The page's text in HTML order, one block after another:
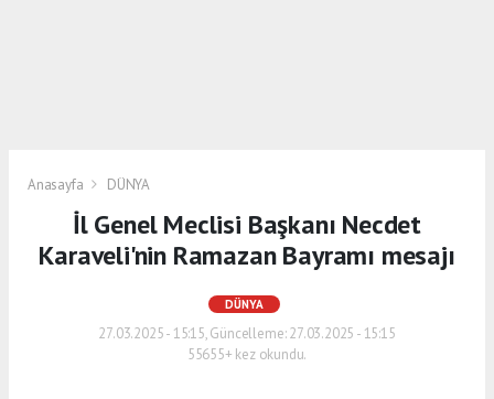
Anasayfa DÜNYA
İl Genel Meclisi Başkanı Necdet
Karaveli'nin Ramazan Bayramı mesajı
DÜNYA
27.03.2025 - 15:15, Güncelleme: 27.03.2025 - 15:15
55655+ kez okundu.